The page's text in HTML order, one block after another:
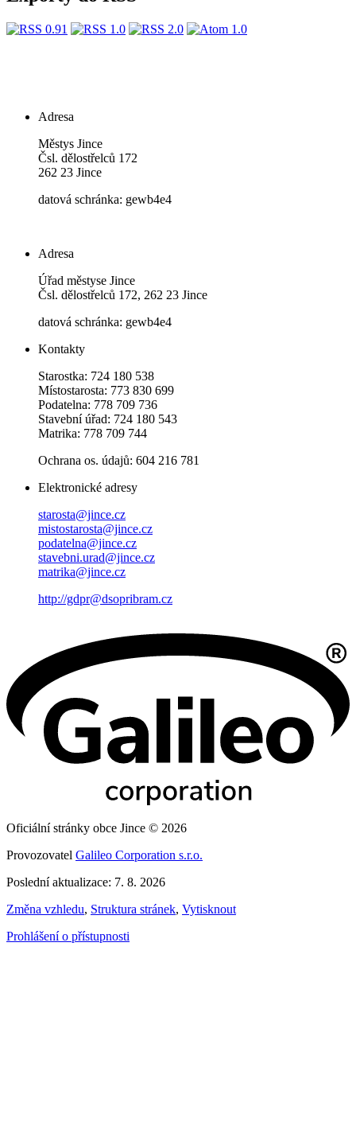
Adresa
Městys Jince
Čsl. dělostřelců 172
262 23 Jince
datová schránka: gewb4e4
Adresa
Úřad městyse Jince
Čsl. dělostřelců 172, 262 23 Jince
datová schránka: gewb4e4
Kontakty
Starostka: 724 180 538
Místostarosta: 773 830 699
Podatelna: 778 709 736
Stavební úřad: 724 180 543
Matrika: 778 709 744
Ochrana os. údajů: 604 216 781
Elektronické adresy
starosta@jince.cz
mistostarosta@jince.cz
podatelna@jince.cz
stavebni.urad@jince.cz
matrika@jince.cz
http://gdpr@dsopribram.cz
Oficiální stránky obce Jince © 2026
Provozovatel Galileo Corporation s.r.o.
Poslední aktualizace: 7. 8. 2026
Změna vzhledu, Struktura stránek, Vytisknout
Prohlášení o přístupnosti